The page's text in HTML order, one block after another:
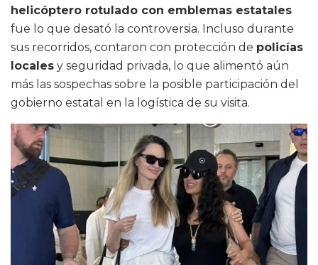
helicóptero rotulado con emblemas estatales
fue lo que desató la controversia. Incluso durante
sus recorridos, contaron con protección de policías
locales y seguridad privada, lo que alimentó aún
más las sospechas sobre la posible participación del
gobierno estatal en la logística de su visita.